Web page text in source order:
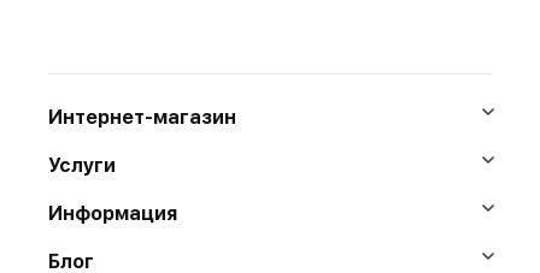
Интернет-магазин
Услуги
Информация
Блог